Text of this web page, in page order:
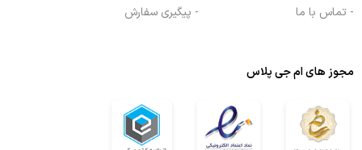
- تماس با ما
- پیگیری سفارش
مجوز های ام جی پلاس